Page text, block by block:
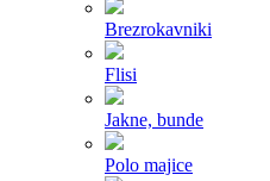
Brezrokavniki
Flisi
Jakne, bunde
Polo majice